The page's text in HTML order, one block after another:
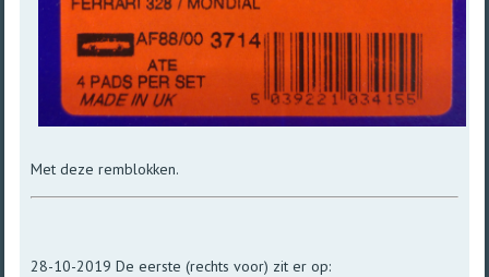
Met deze remblokken.
28-10-2019 De eerste (rechts voor) zit er op: